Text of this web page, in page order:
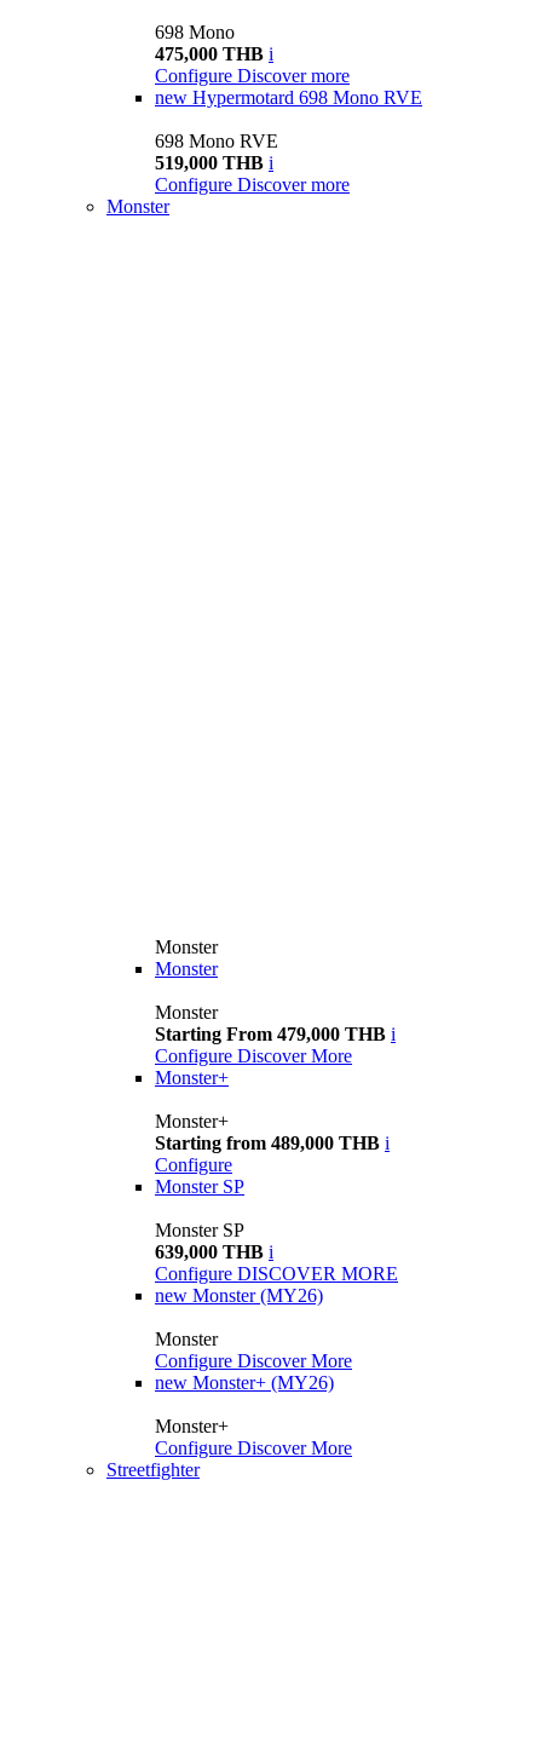
698 Mono
475,000 THB i
Configure Discover more
new Hypermotard 698 Mono RVE
698 Mono RVE
519,000 THB i
Configure Discover more
Monster
Monster
Monster
Monster
Starting From 479,000 THB i
Configure Discover More
Monster+
Monster+
Starting from 489,000 THB i
Configure
Monster SP
Monster SP
639,000 THB i
Configure DISCOVER MORE
new Monster (MY26)
Monster
Configure Discover More
new Monster+ (MY26)
Monster+
Configure Discover More
Streetfighter